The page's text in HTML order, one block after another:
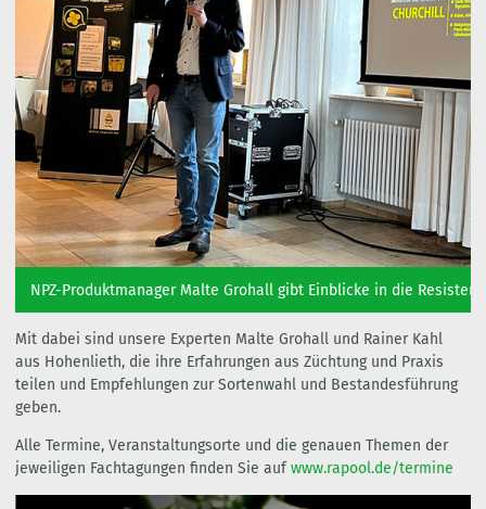
NPZ-Produktmanager Malte Grohall gibt Einblicke in die
Mit dabei sind unsere Experten Malte Grohall und Rainer Kahl
aus Hohenlieth, die ihre Erfahrungen aus Züchtung und Praxis
teilen und Empfehlungen zur Sortenwahl und Bestandesführung
geben.
Alle Termine, Veranstaltungsorte und die genauen Themen der
jeweiligen Fachtagungen finden Sie aufwww.rapool.de/termine